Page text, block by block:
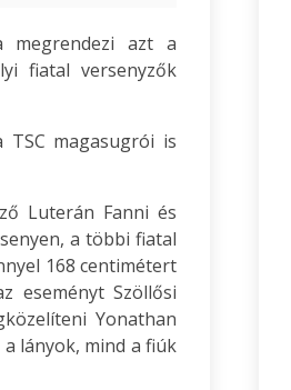
megrendezi azt a
fiatal versenyzők
magasugrói is
Luterán Fanni és
a többi fiatal
168 centimétert
eseményt Szöllősi
Yonathan
lányok, mind a fiúk